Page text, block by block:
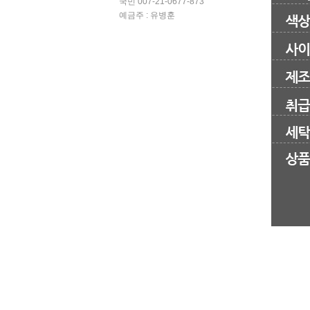
예금주 : 유병훈